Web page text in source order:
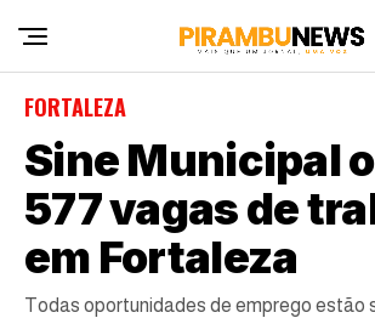
FORTALEZA
Sine Municipal
577 vagas de
em Fortaleza
Todas oportunidades de emprego estão